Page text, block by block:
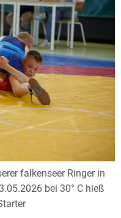
falkenseer Ringer in
bei 30° C hieß